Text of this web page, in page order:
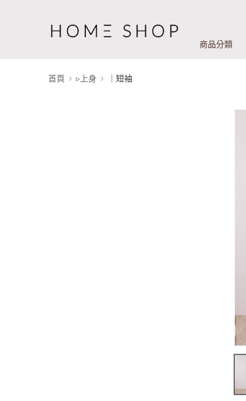
商品分類
首頁 ▹上身 ｜短袖